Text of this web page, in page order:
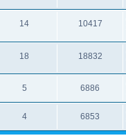
14 10417
18 18832
5 6886
4 6853